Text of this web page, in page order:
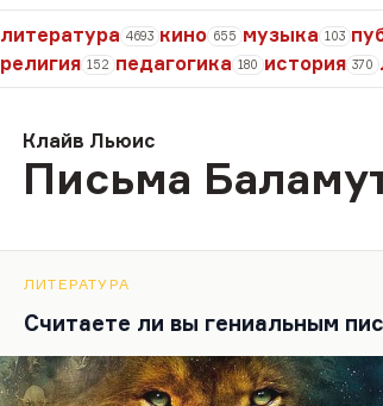
литература 4693 кино 655 музыка 103
религия 152 педагогика 180 история 370
Клайв Льюис
Письма
ЛИТЕРАТУРА
Считаете ли вы гениальным